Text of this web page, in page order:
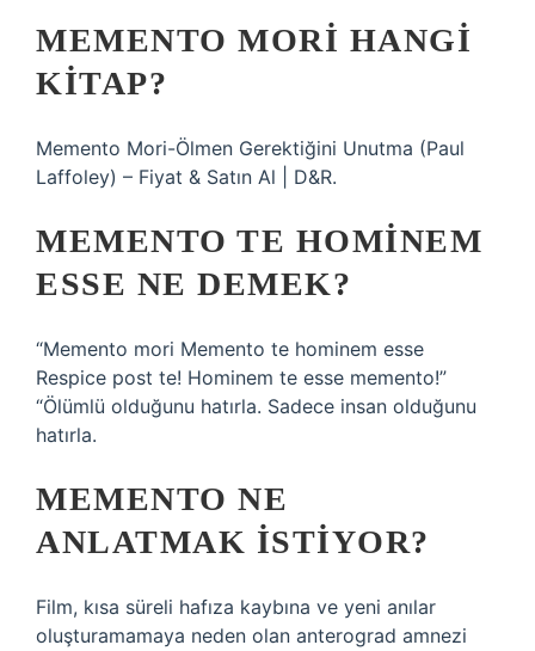
MEMENTO MORI HANGI
KITAP?
Memento Mori-Ölmen Gerektiğini Unutma (Paul
Laffoley) – Fiyat & Satın Al | D&R.
MEMENTO TE HOMINEM
ESSE NE DEMEK?
“Memento mori Memento te hominem esse
Respice post te! Hominem te esse memento!”
“Ölümlü olduğunu hatırla. Sadece insan olduğunu
hatırla.
MEMENTO NE
ANLATMAK ISTIYOR?
Film, kısa süreli hafıza kaybına ve yeni anılar
oluşturamamaya neden olan anterograd amnezi